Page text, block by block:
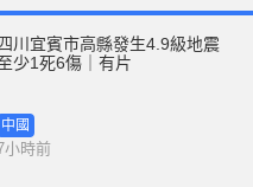
四川宜賓市高縣發生4.9級地震
少1死6傷｜有片
中國
小時前